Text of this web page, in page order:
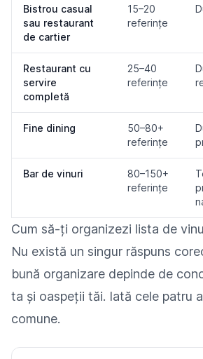
Bistrou casual
sau restaurant
de cartier
15–20
referințe
Restaurant cu
servire
completă
25–40
referințe
Fine dining
50–80+
referințe
Bar de vinuri
80–150+
referințe
Cum să-ți organizezi lista de
Nu există un singur răspuns
bună organizare depinde de
ta și oaspeții tăi. Iată cele patru
comune.